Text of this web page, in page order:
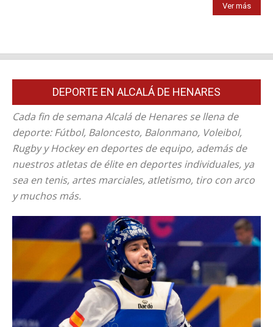
Ver más
DEPORTE EN ALCALÁ DE HENARES
Cada fin de semana Alcalá de Henares se llena de
deporte: Fútbol, Baloncesto, Balonmano, Voleibol,
Rugby y Hockey en deportes de equipo, además de
nuestros atletas de élite en deportes individuales, ya
sea en tenis, artes marciales, atletismo, tiro con arco
y muchos más.